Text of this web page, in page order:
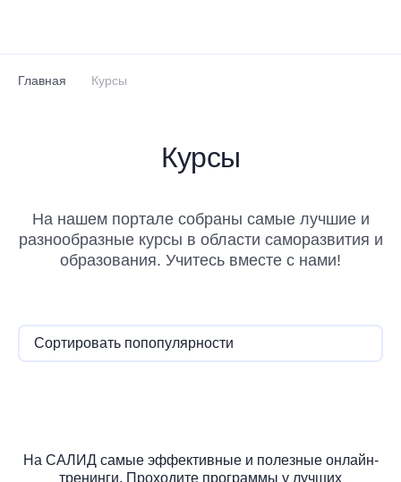
Главная Курсы
Курсы
На нашем портале собраны самые лучшие и
разнообразные курсы в области саморазвития и
образования. Учитесь вместе с нами!
Сортировать попопулярности
На САЛИД самые эффективные и полезные онлайн-
тренинги. Проходите программы у лучших